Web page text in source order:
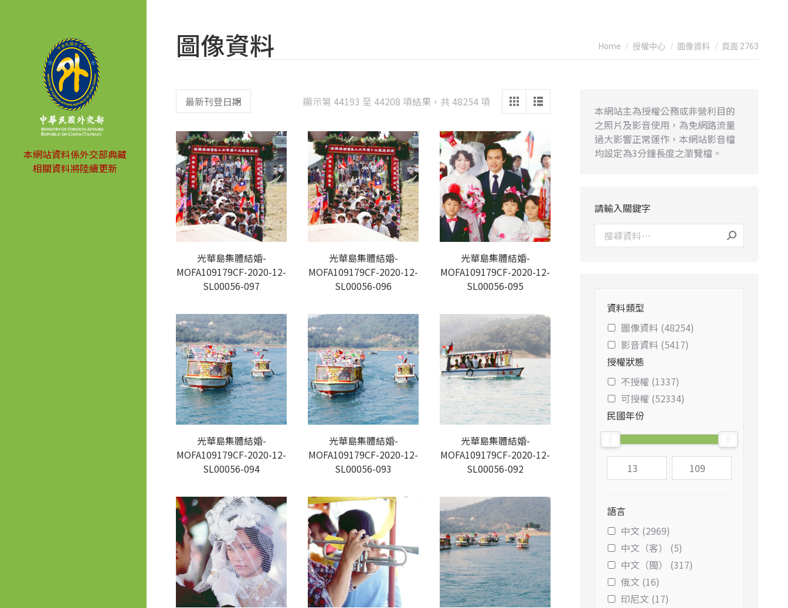
本網站資料係外交部典藏
相關資料將陸續更新
圖像資料 You are here:
Home 授權中心 圖像資料 頁面 2763
顯示第 44193 至 44208 項結果，共 48254 項 Sorted
latest
光華島集體結婚-
MOFA109179CF-2020-12-
SL00056-097
光華島集體結婚-
MOFA109179CF-2020-12-
SL00056-096
光華島集體結婚-
MOFA109179CF-2020-12-
SL00056-095
光華島集體結婚-
MOFA109179CF-2020-12-
SL00056-094
光華島集體結婚-
MOFA109179CF-2020-12-
SL00056-093
光華島集體結婚-
MOFA109179CF-2020-12-
SL00056-092
本網站主為授權公務或非營利目的
之照片及影音使用，為免網路流量
過大影響正常運作，本網站影音檔
均設定為3分鐘長度之瀏覽檔。
請輸入關鍵字
資料類型
圖像資料 (48254)
影音資料 (5417)
授權狀態
不授權 (1337)
可授權 (52334)
民國年份
語言
中文 (2969)
中文（客） (5)
中文（閩） (317)
俄文 (16)
印尼文 (17)